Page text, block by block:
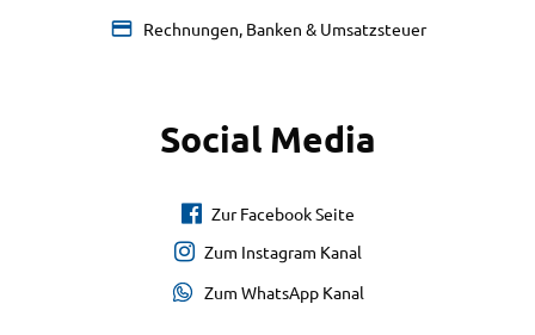
Rechnungen, Banken & Umsatzsteuer
Social Media
Zur Facebook Seite
Zum Instagram Kanal
Zum WhatsApp Kanal